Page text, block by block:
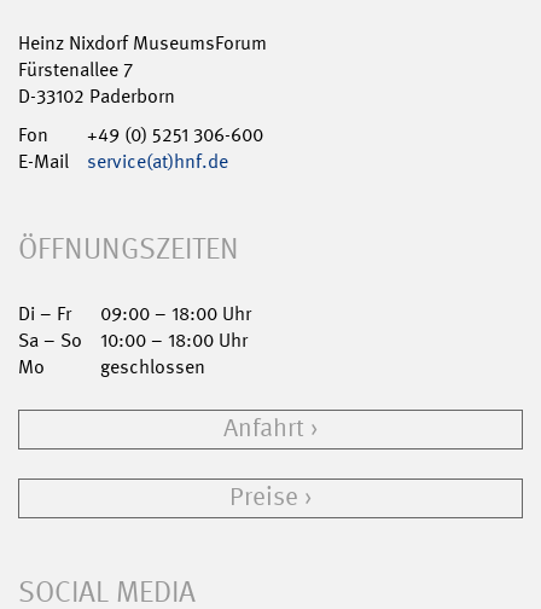
Heinz Nixdorf MuseumsForum
Fürstenallee 7
D-33102 Paderborn
Fon
+49 (0) 5251 306-600
E-Mail
service(at)hnf.de
ÖFFNUNGSZEITEN
Di – Fr
09:00 – 18:00 Uhr
Sa – So
10:00 – 18:00 Uhr
Mo
geschlossen
Anfahrt
Preise
SOCIAL MEDIA